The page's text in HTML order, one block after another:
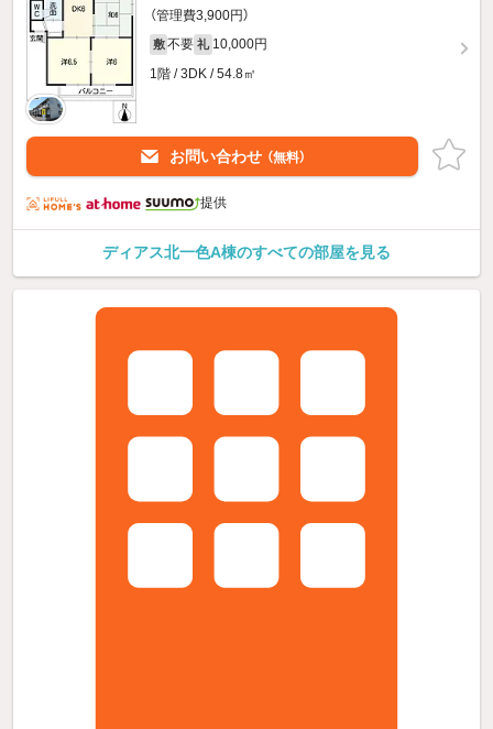
（管理費3,900円）
敷 不要 礼 10,000円
1階 / 3DK / 54.8㎡
お問い合わせ （無料）
提供
ディアス北一色A棟のすべての部屋を見る